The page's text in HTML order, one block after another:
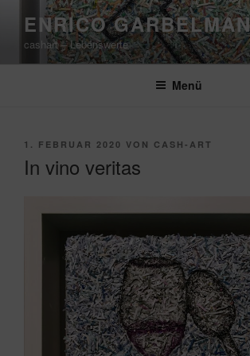
springen
ENRICO
cashart – Lebenswerte
Menü
VERÖFFENTLICHT
1. FEBRUAR 2020 VON CASH-ART
In vino veritas